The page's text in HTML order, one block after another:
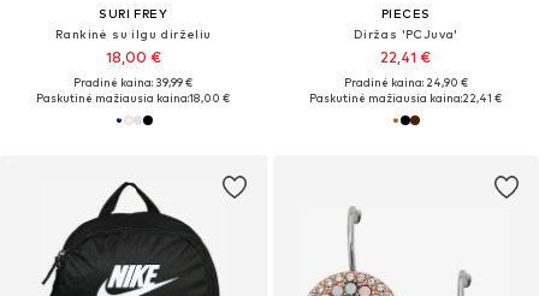
SURI FREY
Rankinė su ilgu dirželiu
18,00 €
Pradinė kaina: 39,99 €
Paskutinė mažiausia kaina:18,00 €
PIECES
Diržas 'PCJuva'
22,41 €
Pradinė kaina: 24,90 €
Paskutinė mažiausia kaina:22,41 €